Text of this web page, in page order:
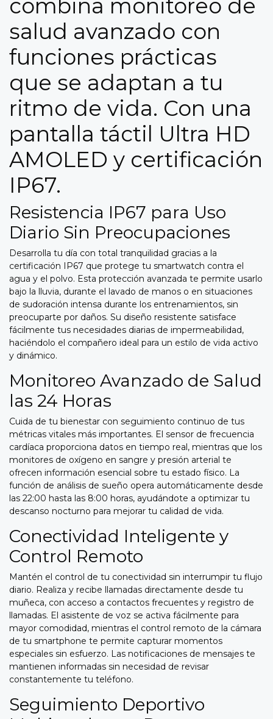
combina monitoreo de
salud avanzado con
funciones prácticas
que se adaptan a tu
ritmo de vida. Con una
pantalla táctil Ultra HD
AMOLED y certificación
IP67.
Resistencia IP67 para Uso
Diario Sin Preocupaciones
Desarrolla tu día con total tranquilidad gracias a la
certificación IP67 que protege tu smartwatch contra el
agua y el polvo. Esta protección avanzada te permite usarlo
bajo la lluvia, durante el lavado de manos o en situaciones
de sudoración intensa durante los entrenamientos, sin
preocuparte por daños. Su diseño resistente satisface
fácilmente tus necesidades diarias de impermeabilidad,
haciéndolo el compañero ideal para un estilo de vida activo
y dinámico.
Monitoreo Avanzado de Salud
las 24 Horas
Cuida de tu bienestar con seguimiento continuo de tus
métricas vitales más importantes. El sensor de frecuencia
cardíaca proporciona datos en tiempo real, mientras que los
monitores de oxígeno en sangre y presión arterial te
ofrecen información esencial sobre tu estado físico. La
función de análisis de sueño opera automáticamente desde
las 22:00 hasta las 8:00 horas, ayudándote a optimizar tu
descanso nocturno para mejorar tu calidad de vida.
Conectividad Inteligente y
Control Remoto
Mantén el control de tu conectividad sin interrumpir tu flujo
diario. Realiza y recibe llamadas directamente desde tu
muñeca, con acceso a contactos frecuentes y registro de
llamadas. El asistente de voz se activa fácilmente para
mayor comodidad, mientras el control remoto de la cámara
de tu smartphone te permite capturar momentos
especiales sin esfuerzo. Las notificaciones de mensajes te
mantienen informadas sin necesidad de revisar
constantemente tu teléfono.
Seguimiento Deportivo